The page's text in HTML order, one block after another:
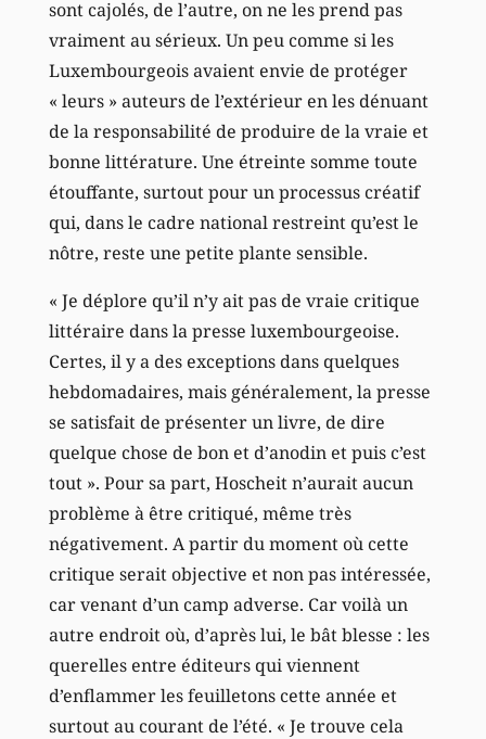
sont cajolés, de l’autre, on ne les prend pas
vraiment au sérieux. Un peu comme si les
Luxembourgeois avaient envie de protéger
« leurs » auteurs de l’extérieur en les dénuant
de la responsabilité de produire de la vraie et
bonne littérature. Une étreinte somme toute
étouffante, surtout pour un processus créatif
qui, dans le cadre national restreint qu’est le
nôtre, reste une petite plante sensible.
« Je déplore qu’il n’y ait pas de vraie critique
littéraire dans la presse luxembourgeoise.
Certes, il y a des exceptions dans quelques
hebdomadaires, mais généralement, la presse
se satisfait de présenter un livre, de dire
quelque chose de bon et d’anodin et puis c’est
tout ». Pour sa part, Hoscheit n’aurait aucun
problème à être critiqué, même très
négativement. A partir du moment où cette
critique serait objective et non pas intéressée,
car venant d’un camp adverse. Car voilà un
autre endroit où, d’après lui, le bât blesse : les
querelles entre éditeurs qui viennent
d’enflammer les feuilletons cette année et
surtout au courant de l’été. « Je trouve cela